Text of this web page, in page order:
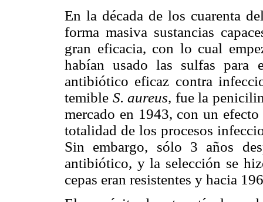
En la década de los cuarenta
forma masiva sustancias
gran eficacia, con lo cual
habían usado las sulfas para
antibiótico eficaz contra
temible S. aureus, fue la
mercado en 1943, con un
totalidad de los procesos
Sin embargo, sólo 3 años
antibiótico, y la selección se
cepas eran resistentes y hacia